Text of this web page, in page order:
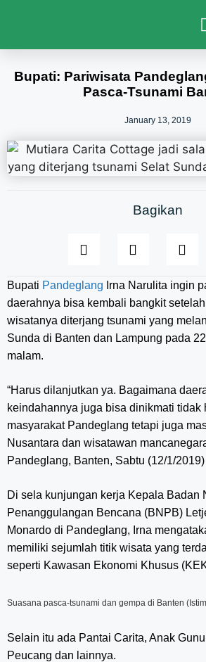
Bupati: Pariwisata
Pasca-Tsunami
January 13, 2019
Bagikan
Bupati Pandeglang Irna Narulita ingin
daerahnya bisa kembali bangkit
wisatanya diterjang tsunami yang
Sunda di Banten dan Lampung pada
malam.
“Harus dilanjutkan ya. Bagaimana
keindahannya juga bisa dinikmati tidak
masyarakat Pandeglang tetapi juga
Nusantara dan wisatawan
Pandeglang, Banten, Sabtu (12/1/2019)
Di sela kunjungan kerja Kepala Badan
Penanggulangan Bencana (BNPB)
Monardo di Pandeglang, Irna
memiliki sejumlah titik wisata yang
seperti Kawasan Ekonomi Khusus
Suasana pasca-tsunami dan gempa di Banten
Selain itu ada Pantai Carita, Anak
Peucang dan lainnya.